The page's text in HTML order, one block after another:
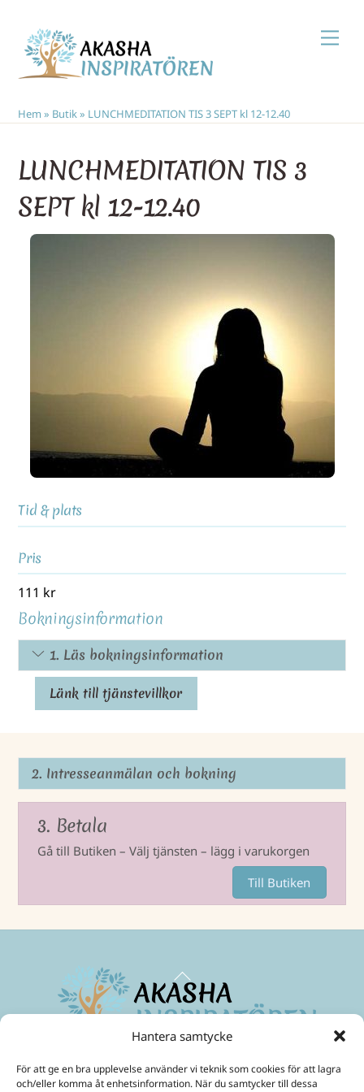
Hantera samtycke
För att ge en bra upplevelse använder vi teknik som cookies för att lagra
och/eller komma åt enhetsinformation. När du samtycker till dessa
content
Hem » Butik» LUNCHMEDITATION TIS 3 SEPT kl 12-12.40
LUNCHMEDITATION TIS 3
SEPT kl 12-12.40
Tid & plats
Pris
111 kr
Bokningsinformation
1. Läs bokningsinformation
Länk till tjänstevillkor
2. Intresseanmälan och bokning
3. Betala
Gå till Butiken – Välj tjänsten – lägg i varukorgen
Till Butiken
Back
To
Top
Maximera ditt medvetande
Mobil:070-299 33 31